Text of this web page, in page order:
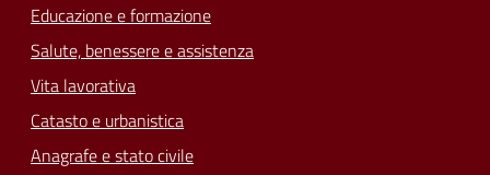
Educazione e formazione
Salute, benessere e assistenza
Vita lavorativa
Catasto e urbanistica
Anagrafe e stato civile